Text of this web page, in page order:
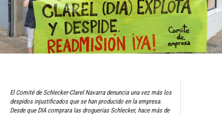
El Comité de Schlecker-Clarel Navarra denuncia una vez más los
despidos injustificados que se han producido en la empresa.
Desde que DIA comprara las droguerías Schlecker, hace más de